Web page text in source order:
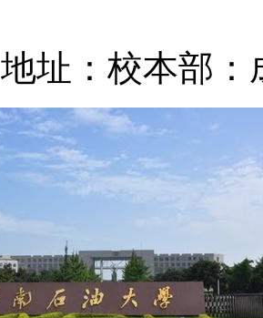
地址：校本部：